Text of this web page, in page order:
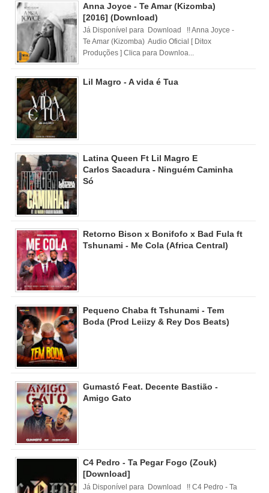
Anna Joyce - Te Amar (Kizomba)
[2016] (Download)
Já Disponível para Download !! Anna Joyce -
Te Amar (Kizomba) Audio Oficial [ Ditox
Produções ] Clica para Downloa...
Lil Magro - A vida é Tua
Latina Queen Ft Lil Magro E
Carlos Sacadura - Ninguém Caminha
Só
Retorno Bison x Bonifofo x Bad Fula ft
Tshunami - Me Cola (Africa Central)
Pequeno Chaba ft Tshunami - Tem
Boda (Prod Leiizy & Rey Dos Beats)
Gumastó Feat. Decente Bastião -
Amigo Gato
C4 Pedro - Ta Pegar Fogo (Zouk)
[Download]
Já Disponível para Download !! C4 Pedro - Ta